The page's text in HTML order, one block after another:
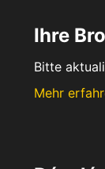
Ihre
Bitte
Mehr